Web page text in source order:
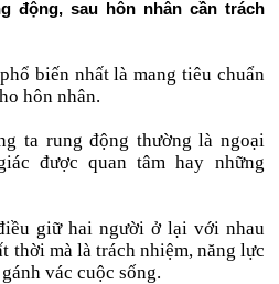
động, sau hôn nhân cần trách
biến nhất là mang tiêu chuẩn
hôn nhân.
ta rung động thường là ngoại
được quan tâm hay những
giữ hai người ở lại với nhau
thời mà là trách nhiệm, năng lực
vác cuộc sống.